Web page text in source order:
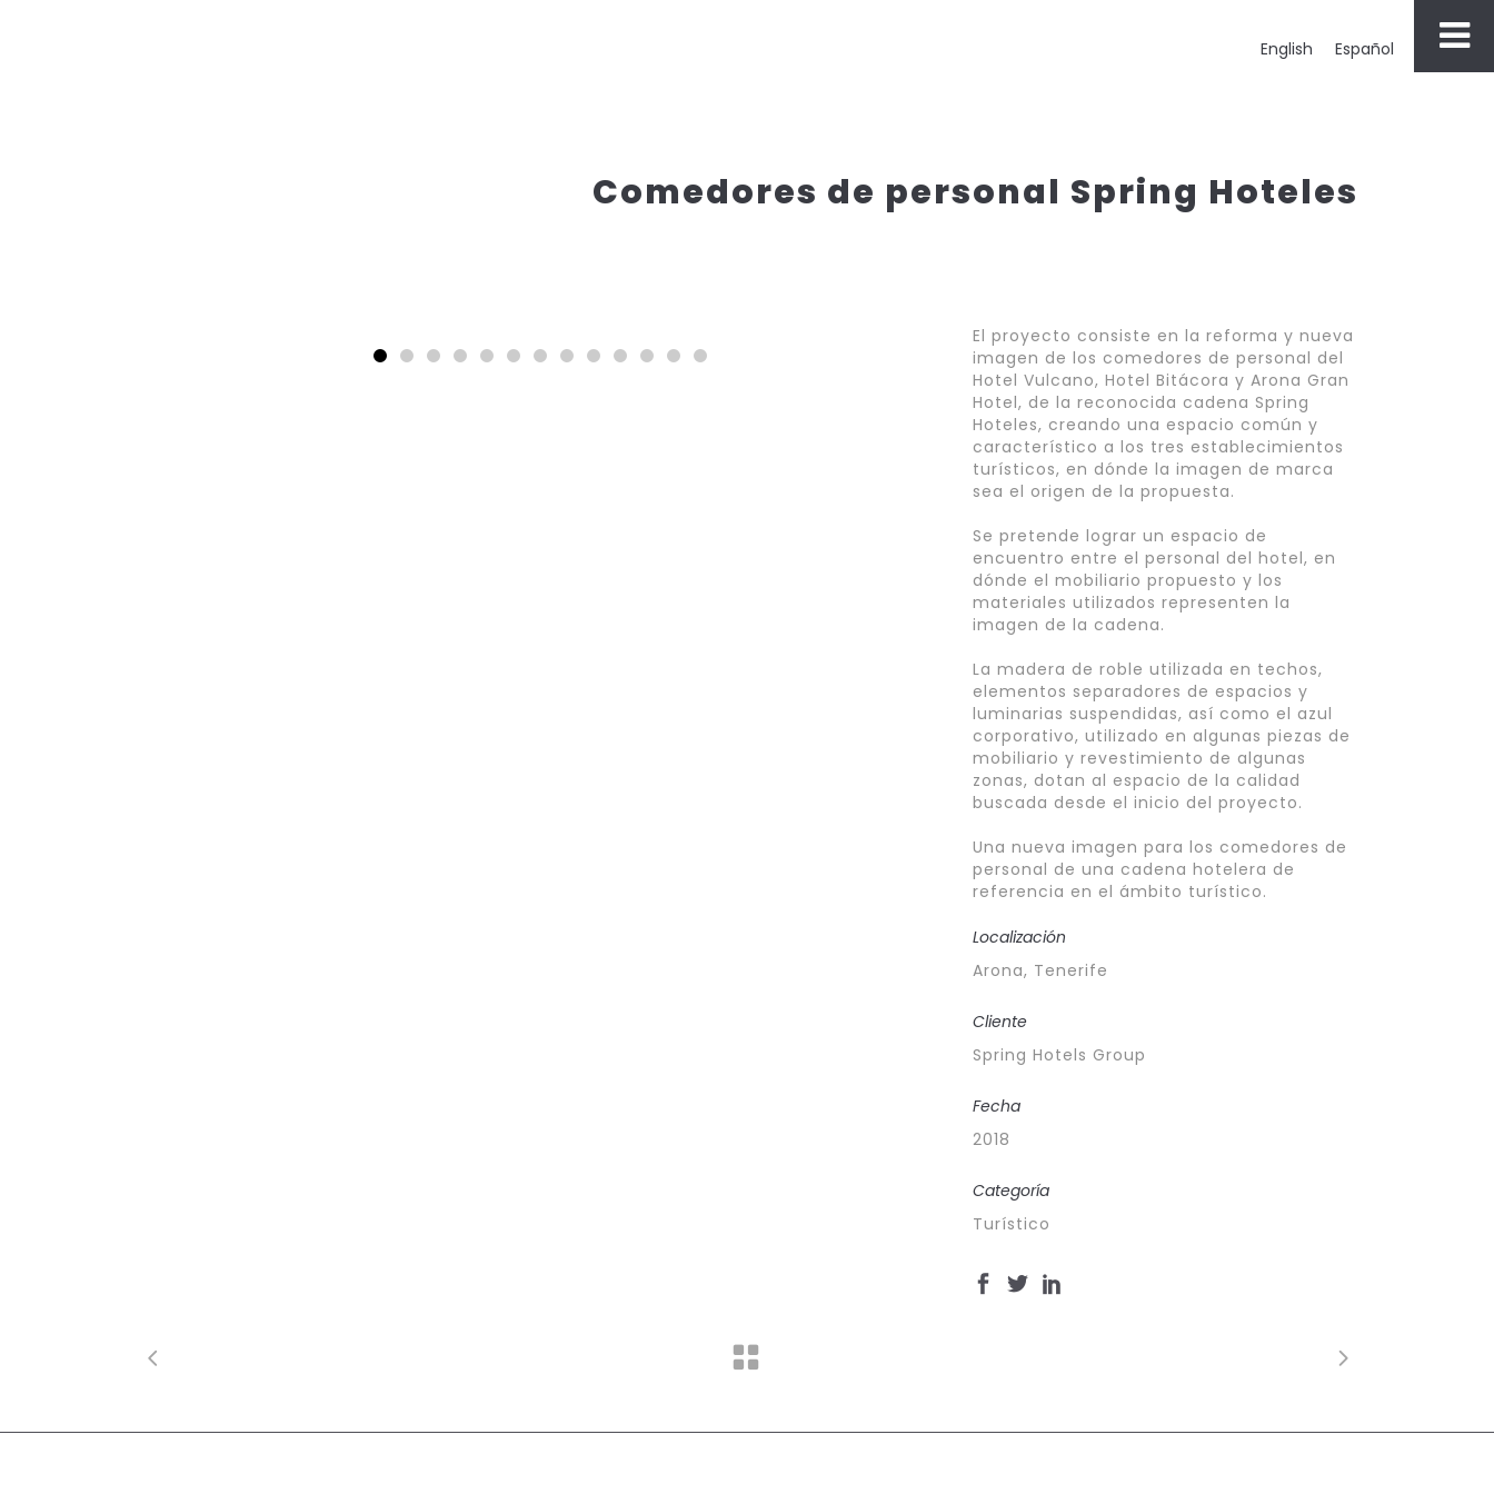
English Español
Comedores de personal Spring Hoteles
El proyecto consiste en la reforma y nueva
imagen de los comedores de personal del
Hotel Vulcano, Hotel Bitácora y Arona Gran
Hotel, de la reconocida cadena Spring
Hoteles, creando una espacio común y
característico a los tres establecimientos
turísticos, en dónde la imagen de marca
sea el origen de la propuesta.
Se pretende lograr un espacio de
encuentro entre el personal del hotel, en
dónde el mobiliario propuesto y los
materiales utilizados representen la
imagen de la cadena.
La madera de roble utilizada en techos,
elementos separadores de espacios y
luminarias suspendidas, así como el azul
corporativo, utilizado en algunas piezas de
mobiliario y revestimiento de algunas
zonas, dotan al espacio de la calidad
buscada desde el inicio del proyecto.
Una nueva imagen para los comedores de
personal de una cadena hotelera de
referencia en el ámbito turístico.
Localización
Arona, Tenerife
Cliente
Spring Hotels Group
Fecha
2018
Categoría
Turístico